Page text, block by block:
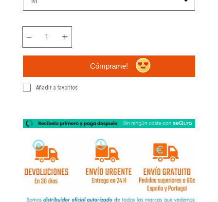
Cómprame!
Añadir a favoritos